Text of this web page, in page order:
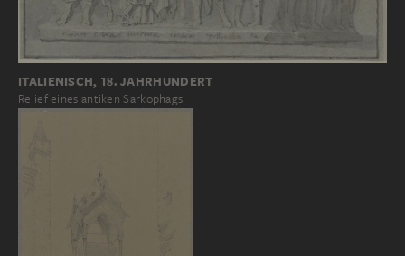
ITALIENISCH, 18. JAHRHUNDERT
Relief eines antiken Sarkophags